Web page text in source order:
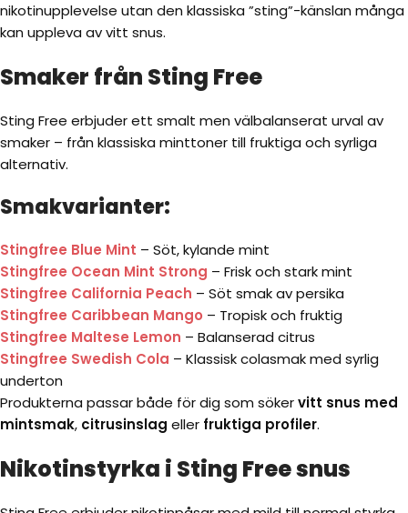
nikotinupplevelse utan den klassiska ”sting”-känslan många
kan uppleva av vitt snus.
Smaker från Sting Free
Sting Free erbjuder ett smalt men välbalanserat urval av
smaker – från klassiska minttoner till fruktiga och syrliga
alternativ.
Smakvarianter:
Stingfree Blue Mint – Söt, kylande mint
Stingfree Ocean Mint Strong – Frisk och stark mint
Stingfree California Peach – Söt smak av persika
Stingfree Caribbean Mango – Tropisk och fruktig
Stingfree Maltese Lemon – Balanserad citrus
Stingfree Swedish Cola – Klassisk colasmak med syrlig
underton
Produkterna passar både för dig som sökervitt snus med
mintsmak, citrusinslag eller fruktiga profiler.
Nikotinstyrka i Sting Free snus